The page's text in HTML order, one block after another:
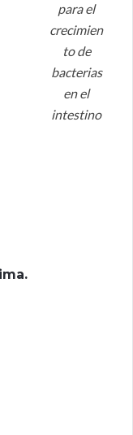
para el
crecimien
to de
bacterias
en el
intestino